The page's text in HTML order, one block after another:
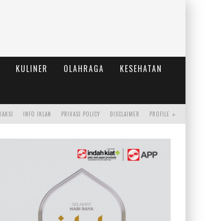
KULINER OLAHRAGA
KESEHATAN
PROFILE
DISCLAIMER
PRIVASI POLICY
INFO IKLAN